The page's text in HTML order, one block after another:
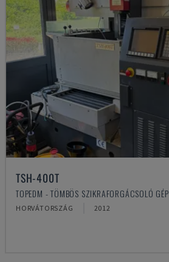
TSH-400T
TOPEDM - TÖMBÖS SZIKRAFORGÁCSOLÓ GÉP
HORVÁTORSZÁG 2012